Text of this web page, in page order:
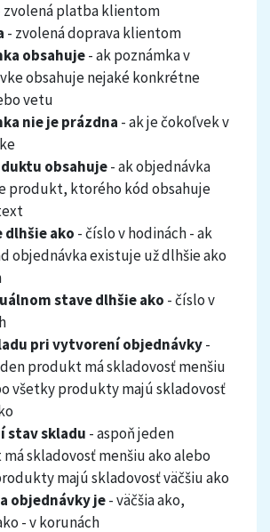
zvolená platba klientom
- zvolená doprava klientom
obsahuje- ak poznámka v
obsahuje nejaké konkrétne
vetu
nie je prázdna - ak je čokoľvek v
obsahuje- ak objednávka
produkt, ktorého kód obsahuje
dlhšie ako - číslo v hodinách - ak
objednávka existuje už dlhšie ako
stave dlhšie ako - číslo v
pri vytvorení objednávky-
produkt má skladovosť menšiu
všetky produkty majú skladovosť
stav skladu - aspoň jeden
skladovosť menšiu ako alebo
majú skladovosť väčšiu ako
objednávky je- väčšia ako,
- v korunách